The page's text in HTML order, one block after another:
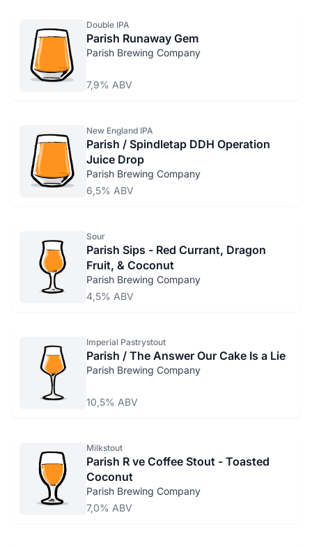
Double IPA
Parish Runaway Gem
Parish Brewing Company
7,9% ABV
New England IPA
Parish / Spindletap DDH Operation
Juice Drop
Parish Brewing Company
6,5% ABV
Sour
Parish Sips - Red Currant, Dragon
Fruit, & Coconut
Parish Brewing Company
4,5% ABV
Imperial Pastrystout
Parish / The Answer Our Cake Is a Lie
Parish Brewing Company
10,5% ABV
Milkstout
Parish R ve Coffee Stout - Toasted
Coconut
Parish Brewing Company
7,0% ABV